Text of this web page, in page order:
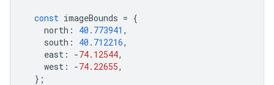
const imageBounds = {
north : 40.773941 ,
south : 40.712216,
east : -74.12544,
west : -74.22655,
};